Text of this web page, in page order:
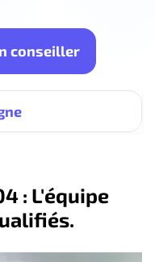
conseiller
: L'équipe